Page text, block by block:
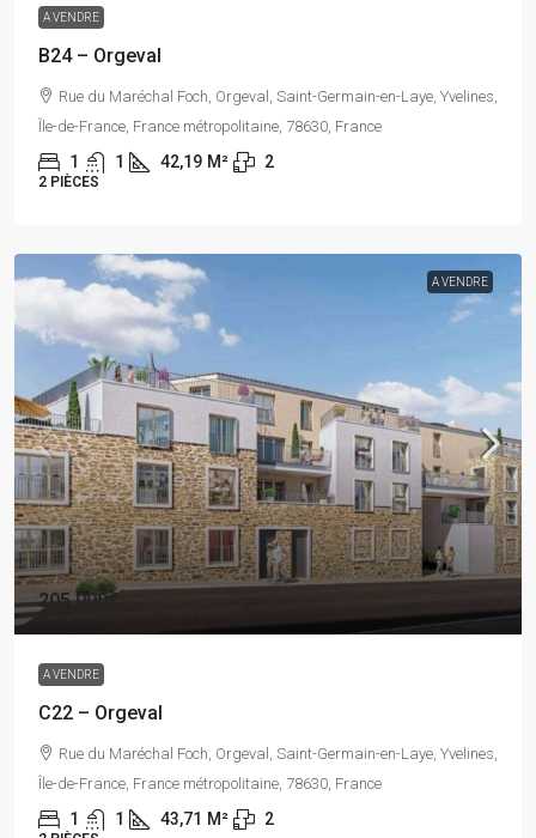
A VENDRE
B24 – Orgeval
Rue du Maréchal Foch, Orgeval, Saint-Germain-en-Laye, Yvelines,
Île-de-France, France métropolitaine, 78630, France
1 1 42,19 M² 2
2 PIÈCES
A VENDRE
205 000€
A VENDRE
C22 – Orgeval
Rue du Maréchal Foch, Orgeval, Saint-Germain-en-Laye, Yvelines,
Île-de-France, France métropolitaine, 78630, France
1 1 43,71 M² 2